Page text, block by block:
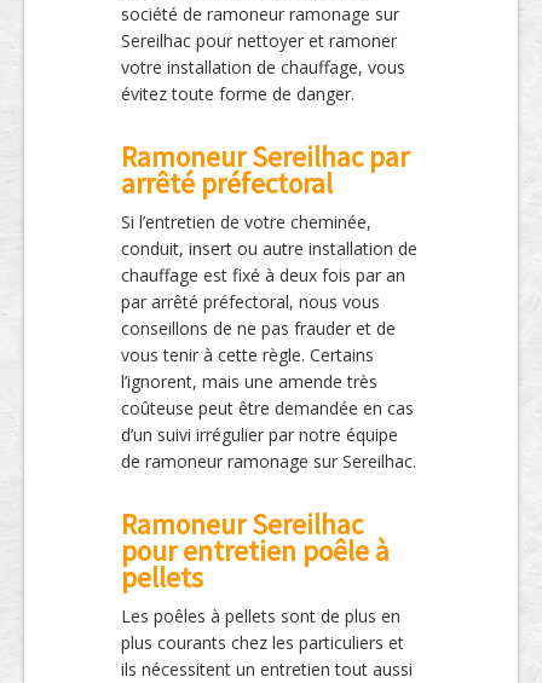
société de ramoneur ramonage sur
Sereilhac pour nettoyer et ramoner
votre installation de chauffage, vous
évitez toute forme de danger.
Ramoneur Sereilhac par
arrêté préfectoral
Si l’entretien de votre cheminée,
conduit, insert ou autre installation de
chauffage est fixé à deux fois par an
par arrêté préfectoral, nous vous
conseillons de ne pas frauder et de
vous tenir à cette règle. Certains
l’ignorent, mais une amende très
coûteuse peut être demandée en cas
d’un suivi irrégulier par notre équipe
de ramoneur ramonage sur Sereilhac.
Ramoneur Sereilhac
pour entretien poêle à
pellets
Les poêles à pellets sont de plus en
plus courants chez les particuliers et
ils nécessitent un entretien tout aussi